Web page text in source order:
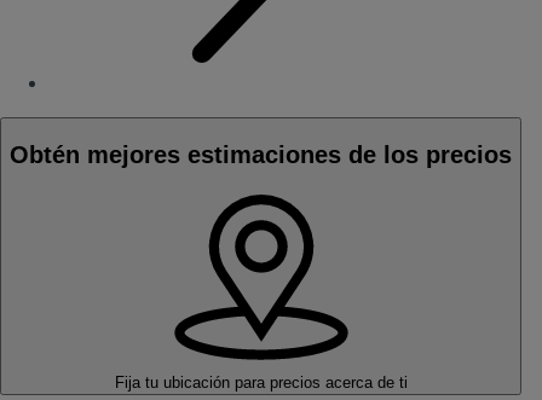
Obtén mejores estimaciones de los precios
Fija tu ubicación para precios acerca de ti